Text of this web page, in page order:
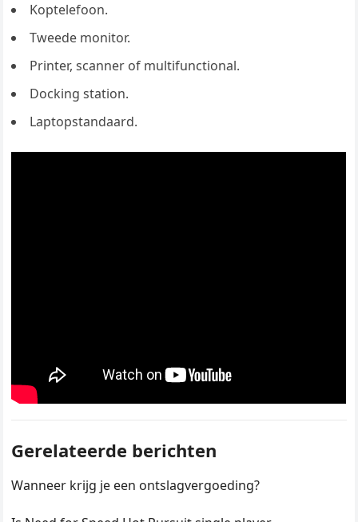
Koptelefoon.
Tweede monitor.
Printer, scanner of multifunctional.
Docking station.
Laptopstandaard.
Gerelateerde berichten
Wanneer krijg je een ontslagvergoeding?